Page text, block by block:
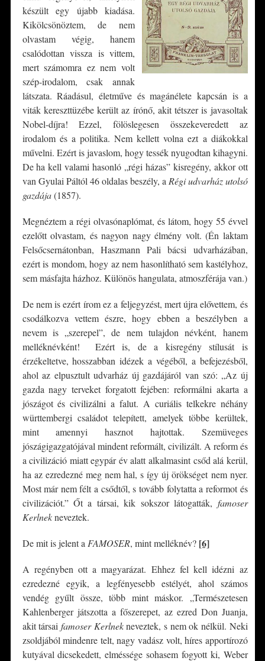
készült egy újabb kiadása.
Kikölcsönöztem, de nem
olvastam végig, hanem
csalódottan vissza is vittem,
mert számomra ez nem volt
szép-irodalom, csak annak
látszata. Ráadásul, életműve és magánélete kapcsán is a
viták kereszttüzébe került az írónő, akit tétszer is javasoltak
Nobel-díjra! Ezzel, fölöslegesen összekeveredett az
irodalom és a politika. Nem kellett volna ezt a diákokkal
művelni. Ezért is javaslom, hogy tessék nyugodtan kihagyni.
De ha kell valami hasonló „régi házas” kisregény, akkor ott
van Gyulai Páltól 46 oldalas beszély, a Régi udvarház utolsó
gazdája(1857).
Megnéztem a régi olvasónaplómat, és látom, hogy 55 évvel
ezelőtt olvastam, és nagyon nagy élmény volt. (Én laktam
Felsőcsernátonban, Haszmann Pali bácsi udvarházában,
ezért is mondom, hogy az nem hasonlítható sem kastélyhoz,
sem másfajta házhoz. Különös hangulata, atmoszférája van.)
De nem is ezért írom ez a feljegyzést, mert újra elővettem, és
csodálkozva vettem észre, hogy ebben a beszélyben a
nevem is „szerepel”, de nem tulajdon névként, hanem
melléknévként! Ezért is, de a kisregény stílusát is
érzékeltetve, hosszabban idézek a végéből, a befejezésből,
ahol az elpusztult udvarház új gazdájáról van szó: „Az új
gazda nagy terveket forgatott fejében: reformálni akarta a
jószágot és civilizálni a falut. A curiális telkekre néhány
württembergi családot telepített, amelyek többe kerültek,
mint amennyi hasznot hajtottak. Szemüveges
jószágigazgatójával mindent reformált, civilizált. A reform és
a civilizáció miatt egypár év alatt alkalmasint csőd alá kerül,
ha az ezredezné meg nem hal, s így új örökséget nem nyer.
Most már nem félt a csődtől, s tovább folytatta a reformot és
civilizációt.” Őt a társai, kik sokszor látogatták, famoser
Kerlnekneveztek.
De mit is jelent a FAMOSER, mint melléknév? [6]
A regényben ott a magyarázat. Ehhez fel kell idézni az
ezredezné egyik, a legfényesebb estélyét, ahol számos
vendég gyűlt össze, több mint máskor. „Természetesen
Kahlenberger játszotta a főszerepet, az ezred Don Juanja,
akit társai famoser Kerlnekneveztek, s nem ok nélkül. Neki
zsoldjából mindenre telt, nagy vadász volt, híres apportírozó
kutyával dicsekedett, elméssége sohasem fogyott ki, Weber